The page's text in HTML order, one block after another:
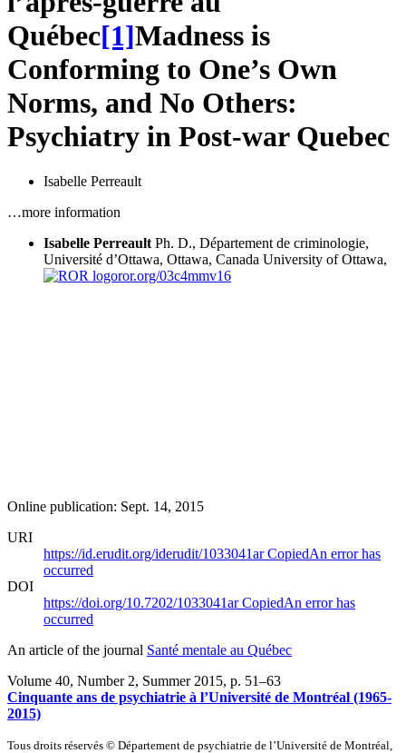
Québec[1]Madness is
Conforming to One’s Own
Norms, and No Others:
Psychiatry in Post-war Quebec
Isabelle Perreault
…more information
Isabelle Perreault Ph. D., Département de criminologie,
Université d’Ottawa, Ottawa, Canada University of Ottawa,
ror.org/03c4mmv16
Online publication: Sept. 14, 2015
URI
https://id.erudit.org/iderudit/1033041arCopiedAn error has
occurred
DOI
https://doi.org/10.7202/1033041arCopiedAn error has
occurred
An article of the journal Santé mentale au Québec
Volume 40, Number 2, Summer 2015, p. 51–63
Cinquante ans de psychiatrie à l’Université de Montréal (1965-
2015)
Tous droits réservés © Département de psychiatrie de l’Université de Montréal,